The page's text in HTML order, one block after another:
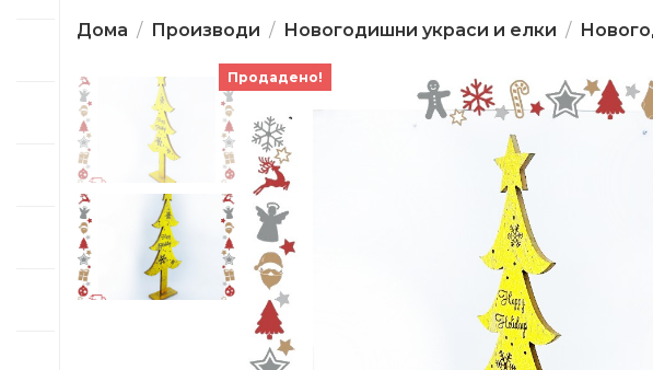
Дома Производи Новогодишни украси и елки
-45%
Продадено!